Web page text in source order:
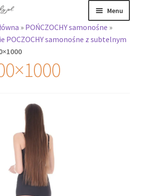
Menu
» POŃCZOCHY samonośne »
POCZOCHY samonośne z subtelnym